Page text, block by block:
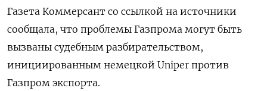
Газета Коммерсант со ссылкой на источники
сообщала, что проблемы Газпрома могут быть
вызваны судебным разбирательством,
инициированным немецкой Uniper против
Газпром экспорта.